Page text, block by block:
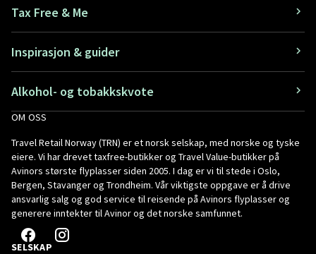
Tax Free & Me
Inspirasjon & guider
Alkohol- og tobakkskvote
OM OSS
Travel Retail Norway (TRN) er et norsk selskap, med norske og tyske
eiere. Vi har drevet taxfree-butikker og Travel Value-butikker på
Avinors største flyplasser siden 2005. I dag er vi til stede i Oslo,
Bergen, Stavanger og Trondheim. Vår viktigste oppgave er å drive
ansvarlig salg og god service til reisende på Avinors flyplasser og
generere inntekter til Avinor og det norske samfunnet.
SELSKAP